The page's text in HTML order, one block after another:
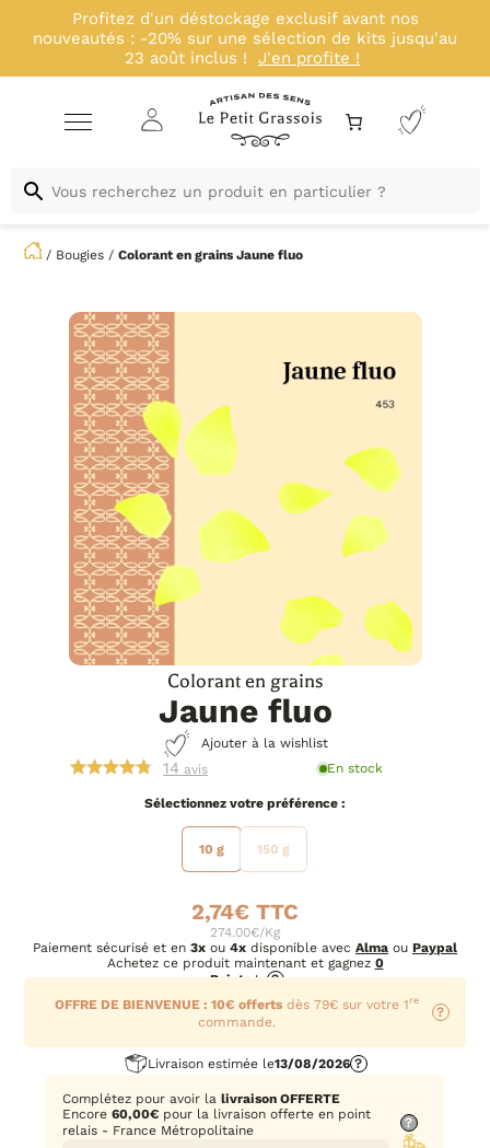
Profitez d'un déstockage exclusif avant nos
nouveautés : -20% sur une sélection de kits jusqu'au
23 août inclus !
J'en profite !
/ Bougies /Colorant en grainsJaune fluo
Colorant en grains
Jaune fluo
Ajouter à la wishlist
14 avis En stock
préférence
10 g 150 g
2,74€
274.00€/Kg
Paiement sécurisé et en 3x ou 4x disponible avec Alma ou Paypal
Achetez ce produit maintenant et gagnez 0
Points! ?
Livraison estimée le13/08/2026 ?
Complétez pour avoir lalivraison OFFERTE
Encore60,00€ pour la livraison offerte en point
relais - France Métropolitaine
?
OFFRE DE BIENVENUE : 10€ offertsdès 79€ sur votre 1 re
commande.
?